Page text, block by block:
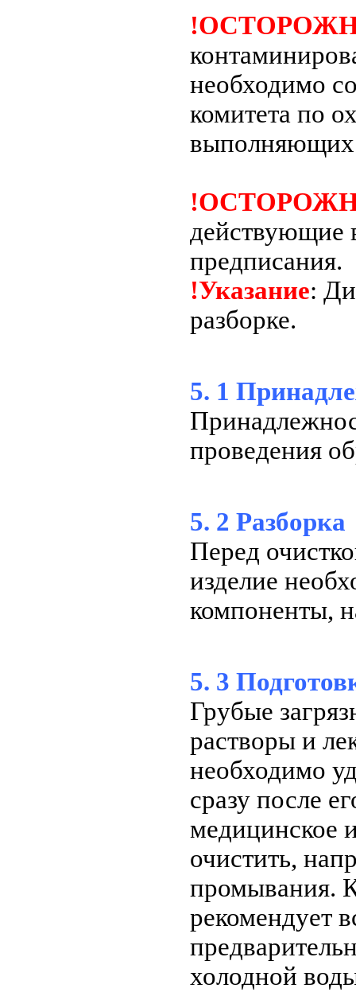
необходимо
комитета по
действующие
предписания.
!Указание:
разборке.
5. 1
проведения
5. 2 Разборка
Перед
изделие
компоненты,
5. 3
Грубые
растворы и
необходимо
сразу после
медицинское
очистить,
промывания.
рекомендует
холодной